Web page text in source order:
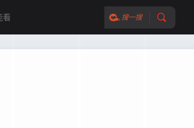
搜一搜